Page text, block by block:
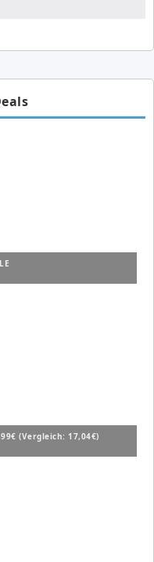
(Vergleich: 17,04€)